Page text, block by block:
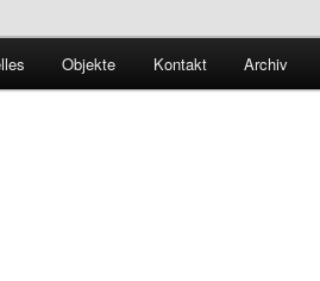
Objekte Kontakt Archiv